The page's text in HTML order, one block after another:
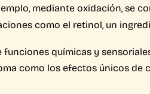
mediante oxidación, se
como el retinol, un
químicas y
como los efectos únicos de